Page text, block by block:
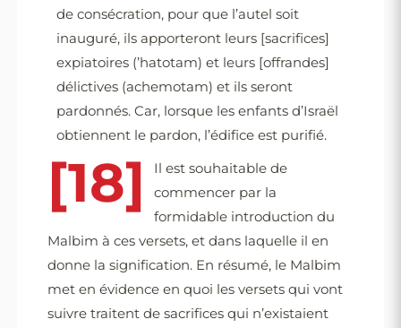
de consécration, pour que l’autel soit
inauguré, ils apporteront leurs [sacrifices]
expiatoires (’hatotam) et leurs [offrandes]
délictives (achemotam) et ils seront
pardonnés. Car, lorsque les enfants d’Israël
obtiennent le pardon, l’édifice est purifié.
[18]
Il est souhaitable de
commencer par la
formidable introduction du
Malbim à ces versets, et dans laquelle il en
donne la signification. En résumé, le Malbim
met en évidence en quoi les versets qui vont
suivre traitent de sacrifices qui n’existaient